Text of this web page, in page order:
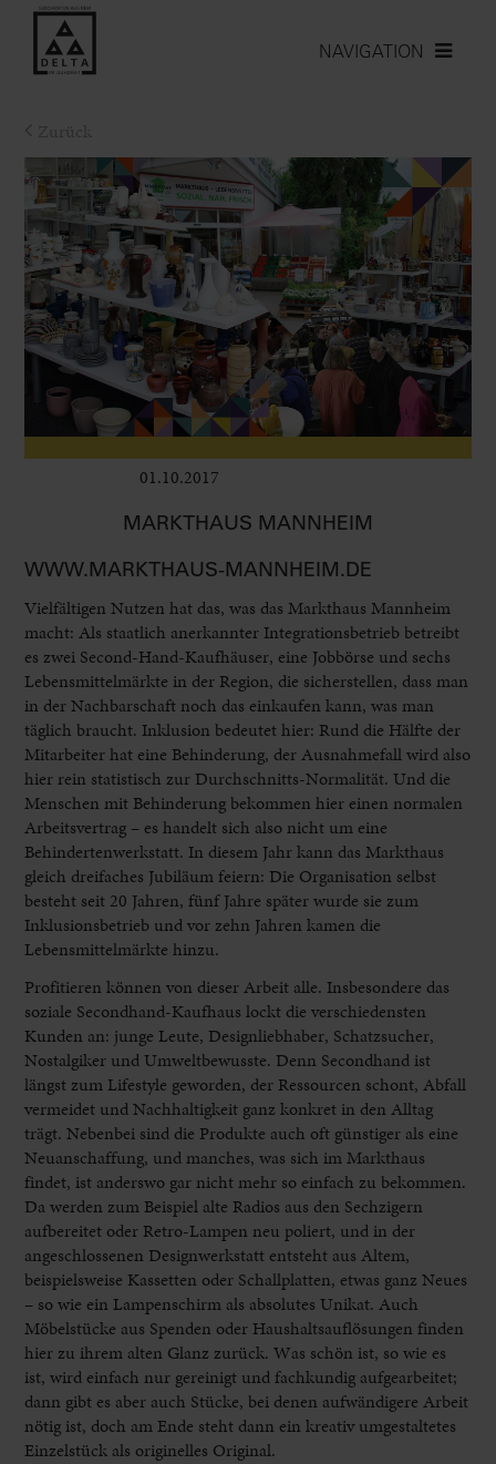
NAVIGATION
01.10.2017
MARKTHAUS MANNHEIM
WWW.MARKTHAUS-MANNHEIM.DE
Vielfältigen Nutzen hat das, was das Markthaus Mannheim
macht: Als staatlich anerkannter Integrationsbetrieb betreibt
es zwei Second-Hand-Kaufhäuser, eine Jobbörse und sechs
Lebensmittelmärkte in der Region, die sicherstellen, dass man
in der Nachbarschaft noch das einkaufen kann, was man
täglich braucht. Inklusion bedeutet hier: Rund die Hälfte der
Mitarbeiter hat eine Behinderung, der Ausnahmefall wird also
hier rein statistisch zur Durchschnitts-Normalität. Und die
Menschen mit Behinderung bekommen hier einen normalen
Arbeitsvertrag – es handelt sich also nicht um eine
Behindertenwerkstatt. In diesem Jahr kann das Markthaus
gleich dreifaches Jubiläum feiern: Die Organisation selbst
besteht seit 20 Jahren, fünf Jahre später wurde sie zum
Inklusionsbetrieb und vor zehn Jahren kamen die
Lebensmittelmärkte hinzu.
Profitieren können von dieser Arbeit alle. Insbesondere das
soziale Secondhand-Kaufhaus lockt die verschiedensten
Kunden an: junge Leute, Designliebhaber, Schatzsucher,
Nostalgiker und Umweltbewusste. Denn Secondhand ist
längst zum Lifestyle geworden, der Ressourcen schont, Abfall
vermeidet und Nachhaltigkeit ganz konkret in den Alltag
trägt. Nebenbei sind die Produkte auch oft günstiger als eine
Neuanschaffung, und manches, was sich im Markthaus
findet, ist anderswo gar nicht mehr so einfach zu bekommen.
Da werden zum Beispiel alte Radios aus den Sechzigern
aufbereitet oder Retro-Lampen neu poliert, und in der
angeschlossenen Designwerkstatt entsteht aus Altem,
beispielsweise Kassetten oder Schallplatten, etwas ganz Neues
– so wie ein Lampenschirm als absolutes Unikat. Auch
Möbelstücke aus Spenden oder Haushaltsauflösungen finden
hier zu ihrem alten Glanz zurück. Was schön ist, so wie es
ist, wird einfach nur gereinigt und fachkundig aufgearbeitet;
dann gibt es aber auch Stücke, bei denen aufwändigere Arbeit
nötig ist, doch am Ende steht dann ein kreativ umgestaltetes
Einzelstück als originelles Original.